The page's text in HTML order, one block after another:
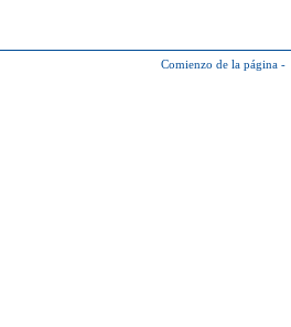
Comienzo de la página -